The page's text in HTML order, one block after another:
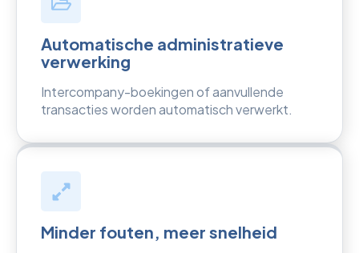
Automatische administratieve
verwerking
Intercompany-boekingen of aanvullende
transacties worden automatisch verwerkt.
Minder fouten, meer snelheid